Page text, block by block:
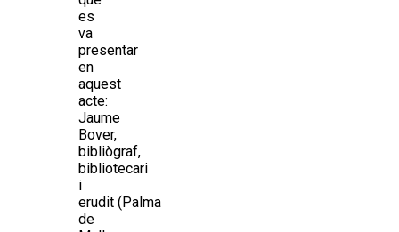
es
va
presentar
en
aquest
acte:
Jaume
Bover,
bibliògraf,
bibliotecari
i
erudit (Palma
de